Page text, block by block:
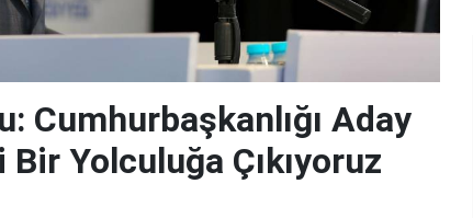
Cumhurbaşkanlığı Aday
Yolculuğa Çıkıyoruz